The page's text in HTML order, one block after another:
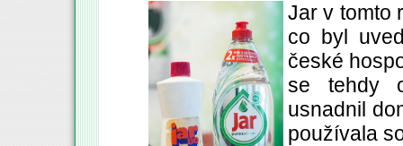
Jar v tomto
co byl
české
se tehdy
usnadnil
používala